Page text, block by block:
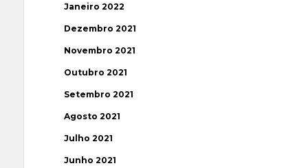
Janeiro 2022
Dezembro 2021
Novembro 2021
Outubro 2021
Setembro 2021
Agosto 2021
Julho 2021
Junho 2021